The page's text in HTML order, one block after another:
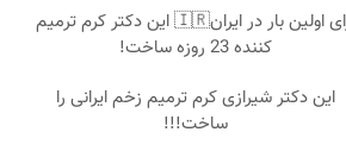
برای اولین بار در ایران🇮🇷 این دکتر کرم ترمیم
کننده 23 روزه ساخت!
این دکتر شیرازی کرم ترمیم زخم ایرانی را
ساخت!!!